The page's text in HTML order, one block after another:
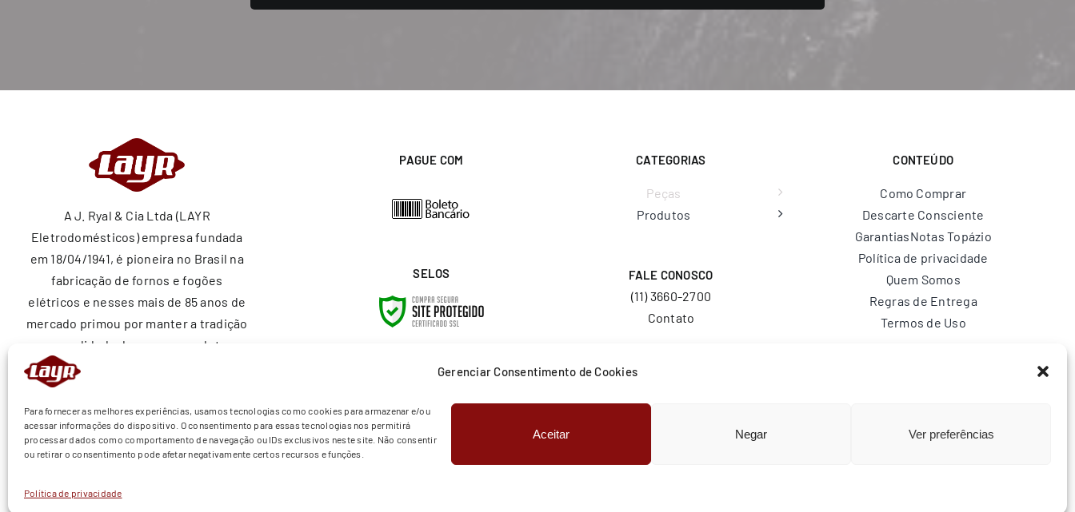
Gerenciar Consentimento de Cookies
Para fornecer as melhores experiências, usamos tecnologias como cookies para armazenar e/ou
acessar informações do dispositivo. O consentimento para essas tecnologias nos permitirá
processar dados como comportamento de navegação ou IDs exclusivos neste site. Não consentir
ou retirar o consentimento pode afetar negativamente certos recursos e funções.
Aceitar Negar Ver preferências
Política de privacidade
A J. Ryal & Cia Ltda (LAYR
Eletrodomésticos) empresa fundada
em 18/04/1941, é pioneira no Brasil na
fabricação de fornos e fogões
elétricos e nesses mais de 85 anos de
mercado primou por manter a tradição
e a qualidade de nossos produtos
ajudando a construir sonhos nos lares
PAGUE COM
SELOS
CATEGORIAS
Peças
Produtos
FALE CONOSCO
(11) 3660-2700
Contato
vendas@layr.com.br
CONTEÚDO
Como Comprar
Descarte Consciente
GarantiasNotas Topázio
Política de privacidade
Quem Somos
Regras de Entrega
Termos de Uso
© Copyright 2026 | Todos os direitos reservados | Layr